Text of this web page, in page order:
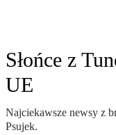
Słońce z
UE
Najciekawsze newsy z
Psujek.